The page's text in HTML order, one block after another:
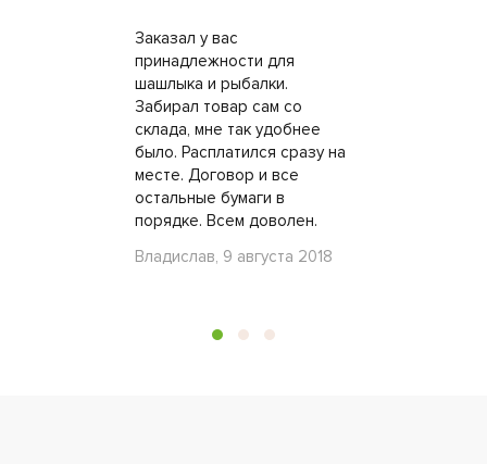
Заказал у вас
принадлежности для
шашлыка и рыбалки.
Забирал товар сам со
склада, мне так удобнее
было. Расплатился сразу на
месте. Договор и все
остальные бумаги в
порядке. Всем доволен.
Владислав, 9 августа 2018